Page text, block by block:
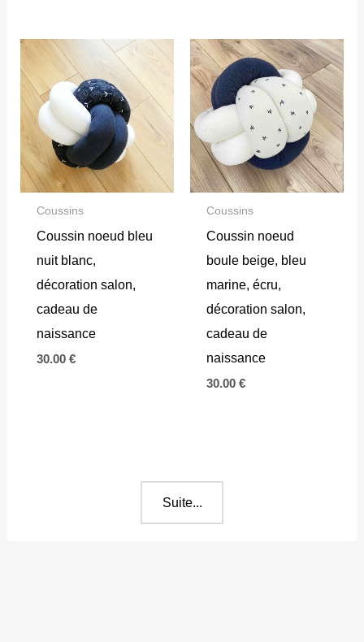
Coussins
Coussin noeud bleu
nuit blanc,
décoration salon,
cadeau de
naissance
30.00 €
Coussins
Coussin noeud
boule beige, bleu
marine, écru,
décoration salon,
cadeau de
naissance
30.00 €
Suite...